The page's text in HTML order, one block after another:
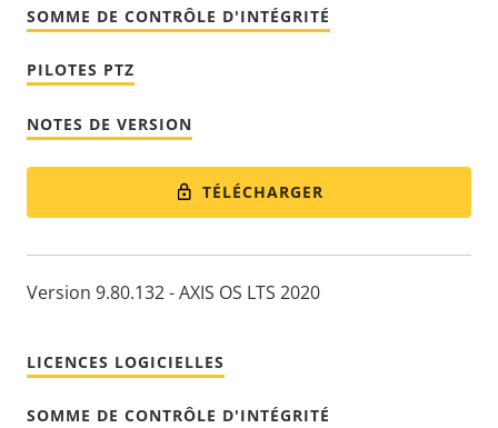
SOMME DE CONTRÔLE D'INTÉGRITÉ
PILOTES PTZ
NOTES DE VERSION
TÉLÉCHARGER
Version 9.80.132 - AXIS OS LTS 2020
LICENCES LOGICIELLES
SOMME DE CONTRÔLE D'INTÉGRITÉ